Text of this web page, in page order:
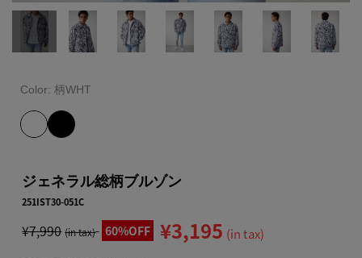
Color: 柄WHT
ジェネラル総柄ブルゾン
251IST30-051C
¥7,990 (in tax) 60%OFF ¥3,195 (in tax)